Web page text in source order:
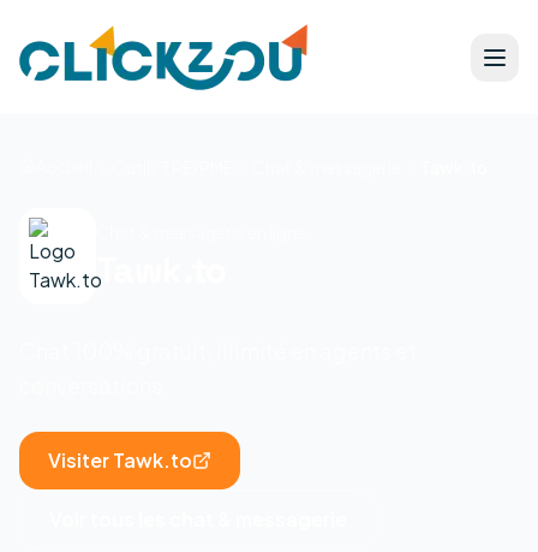
Tawk.to
VisiterTawk.to